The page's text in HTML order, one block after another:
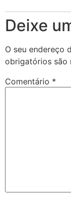
Deixe
O seu endereço
obrigatórios são
Comentário *